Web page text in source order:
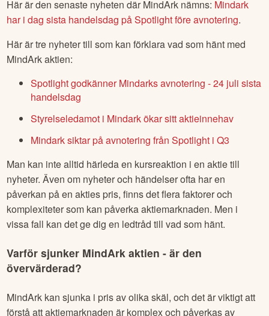
Här är den senaste nyheten där MindArk nämns: Mindark
har i dag sista handelsdag på Spotlight före avnotering.
Här är tre nyheter till som kan förklara vad som hänt med
MindArkaktien:
Spotlight godkänner Mindarks avnotering - 24 juli sista
handelsdag
Styrelseledamot i Mindark ökar sitt aktieinnehav
Mindark siktar på avnotering från Spotlight i Q3
Man kan inte alltid härleda en kursreaktion i en aktie till
nyheter. Även om nyheter och händelser ofta har en
påverkan på en akties pris, finns det flera faktorer och
komplexiteter som kan påverka aktiemarknaden. Men i
vissa fall kan det ge dig en ledtråd till vad som hänt.
Varför sjunker MindArk aktien - är den
övervärderad?
MindArk kan sjunka i pris av olika skäl, och det är viktigt att
förstå att aktiemarknaden är komplex och påverkas av